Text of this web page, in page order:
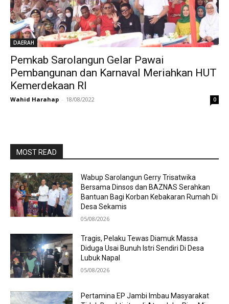
DAERAH
Pemkab Sarolangun Gelar Pawai
Pembangunan dan Karnaval Meriahkan HUT
Kemerdekaan RI
Wahid Harahap - 18/08/2022 0
MOST READ
Wabup Sarolangun Gerry Trisatwika
Bersama Dinsos dan BAZNAS Serahkan
Bantuan Bagi Korban Kebakaran Rumah Di
Desa Sekamis
05/08/2026
Tragis, Pelaku Tewas Diamuk Massa
Diduga Usai Bunuh Istri Sendiri Di Desa
Lubuk Napal
05/08/2026
Pertamina EP Jambi Imbau Masyarakat